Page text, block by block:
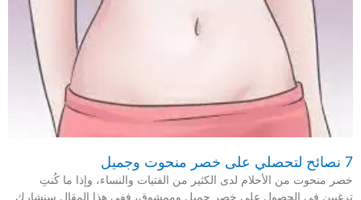
7 نصائح لتحصلي على خصر منحوت وجميل
خصر منحوت من الأحلام لدى الكثير من الفتيات والنساء، وإذا ما كُنتِ
ترغبين في الحصول على خصر جميل وممشوق، ففي هذا المقال سنشارك